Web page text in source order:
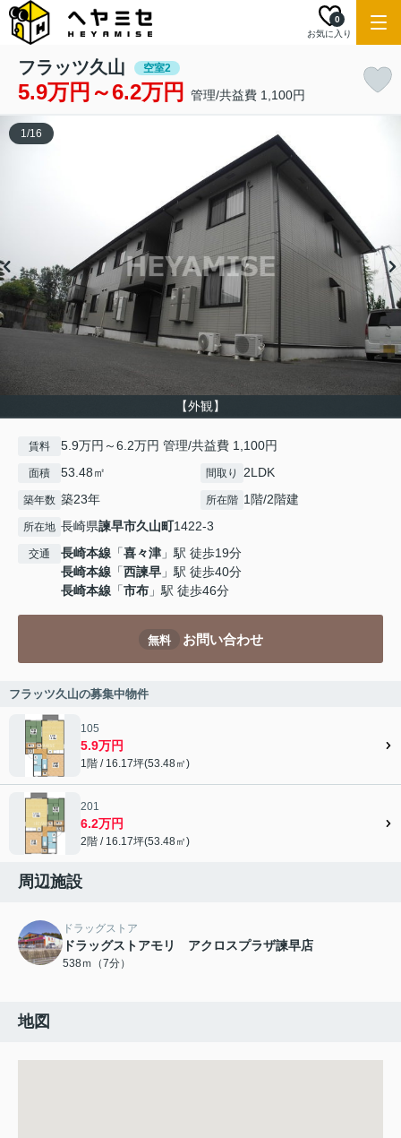
お気に入り
0
フラッツ久山 空室2
5.9万円～6.2万円 管理/共益費 1,100円
【外観】
1/16
賃料 5.9万円～6.2万円 管理/共益費 1,100円
面積 53.48㎡ 間取り 2LDK
築年数 築23年 所在階 1階/2階建
所在地 長崎県諫早市久山町1422-3
交通 長崎本線 「喜々津 」駅 徒歩19分
長崎本線 「西諫早 」駅 徒歩40分
長崎本線 「市布 」駅 徒歩46分
無料 お問い合わせ
フラッツ久山の募集中物件
105
5.9万円
1階 / 16.17坪(53.48㎡)
201
6.2万円
2階 / 16.17坪(53.48㎡)
周辺施設
ドラッグストア
ドラッグストアモリ アクロスプラザ諫早店
538ｍ（7分）
地図